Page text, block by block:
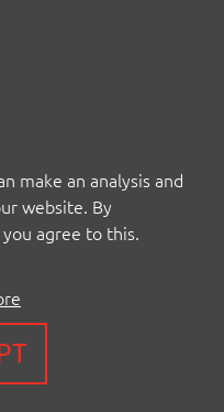
make an analysis and
website. By
agree to this.